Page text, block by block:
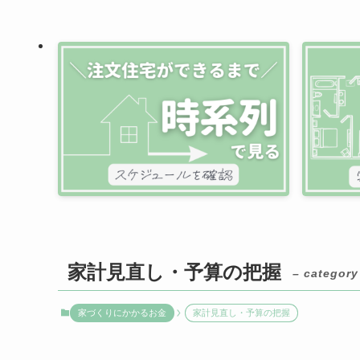
家計見直し・予算の把握 –
家づくりにかかるお金 家計見直し・予算の把握